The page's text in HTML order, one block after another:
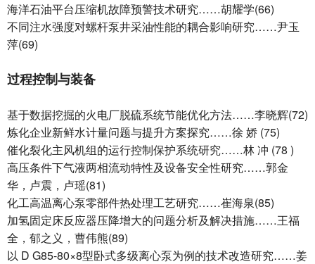
海洋石油平台压缩机故障预警技术研究……胡耀学(66)
不同注水强度对螺杆泵井采油性能的耦合影响研究……尹玉
萍(69)
过程控制与装备
基于数据挖掘的火电厂脱硫系统节能优化方法……李晓辉(72)
炼化企业新鲜水计量问题与提升方案探究……徐 娇 (75)
催化裂化主风机组的运行控制保护系统研究……林 冲 (78 )
高压条件下气液两相流动特性及设备安全性研究……郭金
华，卢震，卢瑶(81)
化工高温离心泵零部件热处理工艺研究……崔海泉(85)
加氢固定床反应器压降增大的问题分析及解决措施……王福
全，郁之义，曹伟熊(89)
以 D G85-80×8型卧式多级离心泵为例的技术改造研究……姜